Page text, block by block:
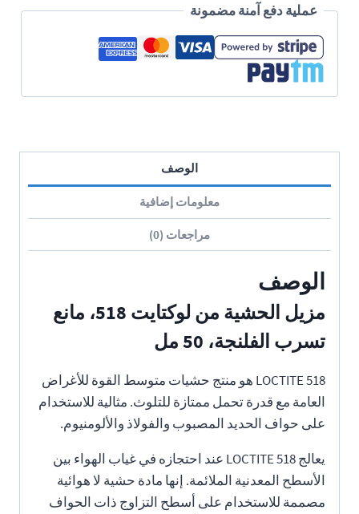
عملية دفع آمنة مضمونة
الوصف
معلومات إضافية
مراجعات (0)
الوصف
مزيل الحشية من لوكتايت 518، مانع
تسرب الفلنجة، 50 مل
LOCTITE 518 هو منتج حشيات متوسط القوة للأغراض
العامة مع قدرة تحمل ممتازة للتلوث. مثالية للاستخدام
على حواف الحديد المصبوب والفولاذ والألومنيوم.
يعالج LOCTITE 518 عند احتجازه في غياب الهواء بين
الأسطح المعدنية الملائمة. إنها مادة حشية لا هوائية
مصممة للاستخدام على أسطح التزاوج ذات الحواف